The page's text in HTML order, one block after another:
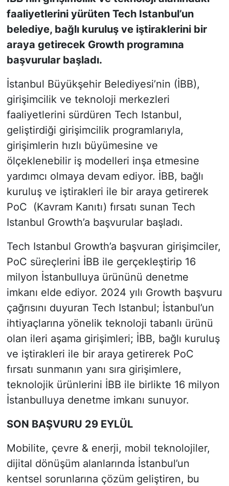
faaliyetlerini yürüten Tech Istanbul’un
belediye, bağlı kuruluş ve iştiraklerini bir
araya getirecek Growth programına
başvurular başladı.
İstanbul Büyükşehir Belediyesi’nin (İBB),
girişimcilik ve teknoloji merkezleri
faaliyetlerini sürdüren Tech Istanbul,
geliştirdiği girişimcilik programlarıyla,
girişimlerin hızlı büyümesine ve
ölçeklenebilir iş modelleri inşa etmesine
yardımcı olmaya devam ediyor. İBB, bağlı
kuruluş ve iştirakleri ile bir araya getirerek
PoC (Kavram Kanıtı) fırsatı sunan Tech
Istanbul Growth’a başvurular başladı.
Tech Istanbul Growth’a başvuran girişimciler,
PoC süreçlerini İBB ile gerçekleştirip 16
milyon İstanbulluya ürününü denetme
imkanı elde ediyor. 2024 yılı Growth başvuru
çağrısını duyuran Tech Istanbul; İstanbul’un
ihtiyaçlarına yönelik teknoloji tabanlı ürünü
olan ileri aşama girişimleri; İBB, bağlı kuruluş
ve iştirakleri ile bir araya getirerek PoC
fırsatı sunmanın yanı sıra girişimlere,
teknolojik ürünlerini İBB ile birlikte 16 milyon
İstanbulluya denetme imkanı sunuyor.
SON BAŞVURU 29 EYLÜL
Mobilite, çevre & enerji, mobil teknolojiler,
dijital dönüşüm alanlarında İstanbul’un
kentsel sorunlarına çözüm geliştiren, bu
KONGRE HABERLERİ
KONGRE TAKVİMİ
BİYOGRAFİLER